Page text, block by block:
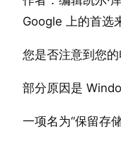
Google 上的首选
您是否注意到您的
部分原因是
一项名为“保留存